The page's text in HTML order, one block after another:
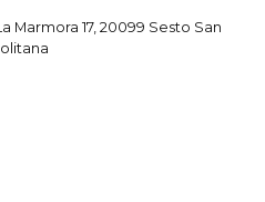
Marmora 17, 20099 Sesto San